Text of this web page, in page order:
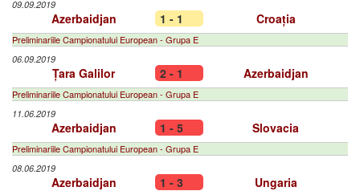
09.09.2019
Azerbaidjan 1 - 1 Croația
Preliminariile Campionatului European - Grupa E
06.09.2019
Țara Galilor 2 - 1 Azerbaidjan
Preliminariile Campionatului European - Grupa E
11.06.2019
Azerbaidjan 1 - 5 Slovacia
Preliminariile Campionatului European - Grupa E
08.06.2019
Azerbaidjan 1 - 3 Ungaria